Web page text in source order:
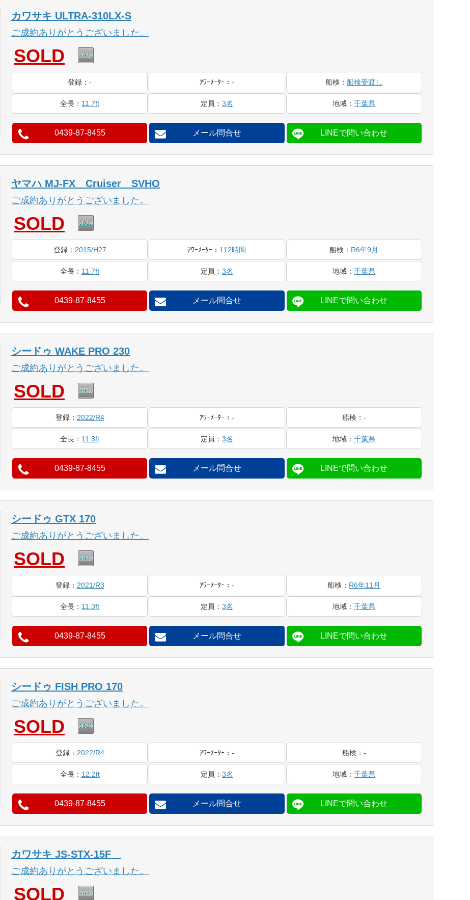
カワサキ ULTRA-310LX-S
ご成約ありがとうございました。
SOLD
登録 ：- ｱﾜｰﾒｰﾀｰ ： - 船検 ：船検受渡し
全長 ： 11.7ft 定員 ： 3名 地域 ：千葉県
0439-87-8455 メール問合せ
ヤマハ MJ-FX Cruiser SVHO
ご成約ありがとうございました。
SOLD
登録： 2015/H27 ｱﾜｰﾒｰﾀｰ ： 112時間 船検 ： R6年9月
全長 ： 11.7ft 定員 ： 3名 地域 ：千葉県
0439-87-8455 メール問合せ
シードゥ WAKE PRO 230
ご成約ありがとうございました。
SOLD
登録： 2022/R4 ｱﾜｰﾒｰﾀｰ ： - 船検 ： -
全長 ： 11.3ft 定員 ： 3名 地域 ：千葉県
0439-87-8455 メール問合せ
シードゥ GTX 170
ご成約ありがとうございました。
SOLD
登録： 2021/R3 ｱﾜｰﾒｰﾀｰ ： - 船検 ： R6年11月
全長 ： 11.3ft 定員 ： 3名 地域 ：千葉県
0439-87-8455 メール問合せ
シードゥ FISH PRO 170
ご成約ありがとうございました。
SOLD
登録： 2022/R4 ｱﾜｰﾒｰﾀｰ ： - 船検 ： -
全長： 12.2ft 定員 ： 3名 地域 ：千葉県
0439-87-8455 メール問合せ
カワサキ JS-STX-15F
ご成約ありがとうございました。
SOLD